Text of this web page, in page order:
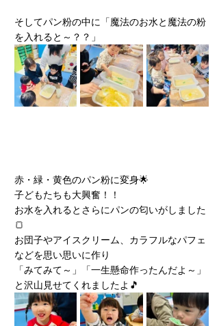
そしてパン粉の中に「魔法のお水と魔法の粉
を入れると～？？」
赤・緑・黄色のパン粉に変身🌟
子どもたちも大興奮！！
お水を入れるとさらにパンの匂いがしました
🍞
お団子やアイスクリーム、カラフルなパフェ
などを思い思いに作り
「みてみて～」「一生懸命作ったんだよ～」
と沢山見せてくれましたよ🎵